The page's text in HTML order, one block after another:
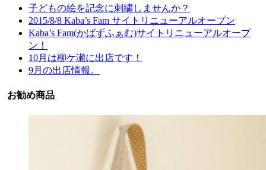
子どもの絵を記念に刺繍しませんか？
2015/8/8 Kaba’s Fam サイトリニューアルオープン
Kaba’s Fam(かばずふぁむ)サイトリニューアルオープ
ン！
10月は柳ケ瀬に出店です！
9月の出店情報。
お勧め商品